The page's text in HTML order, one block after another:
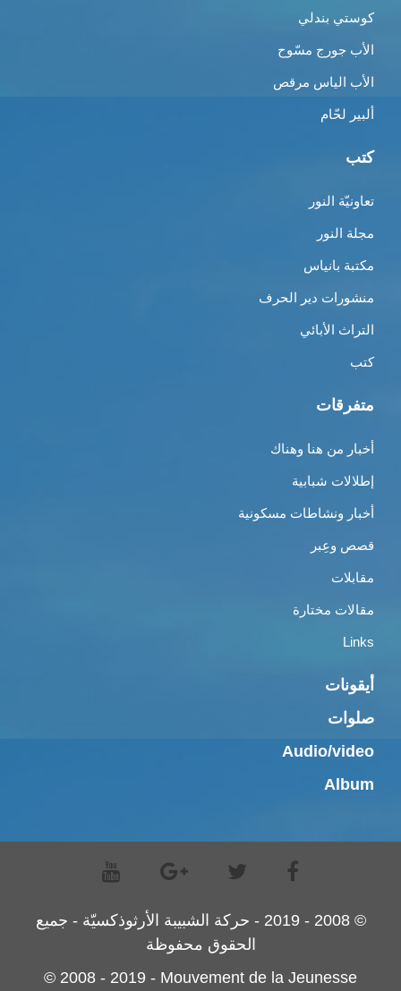
كوستي بندلي
الأب جورج مسّوح
الأب الياس مرقص
ألبير لحّام
كتب
تعاونيّة النور
مجلة النور
مكتبة بانياس
منشورات دير الحرف
التراث الأبائي
كتب
متفرقات
أخبار من هنا وهناك
إطلالات شبابية
أخبار ونشاطات مسكونية
قصص وعِبر
مقابلات
مقالات مختارة
Links
أيقونات
صلوات
Audio/video
Album
© 2008 - 2019 - حركة الشبيبة الأرثوذكسيّة - جميع
الحقوق محفوظة
© 2008 - 2019 - Mouvement de la Jeunesse